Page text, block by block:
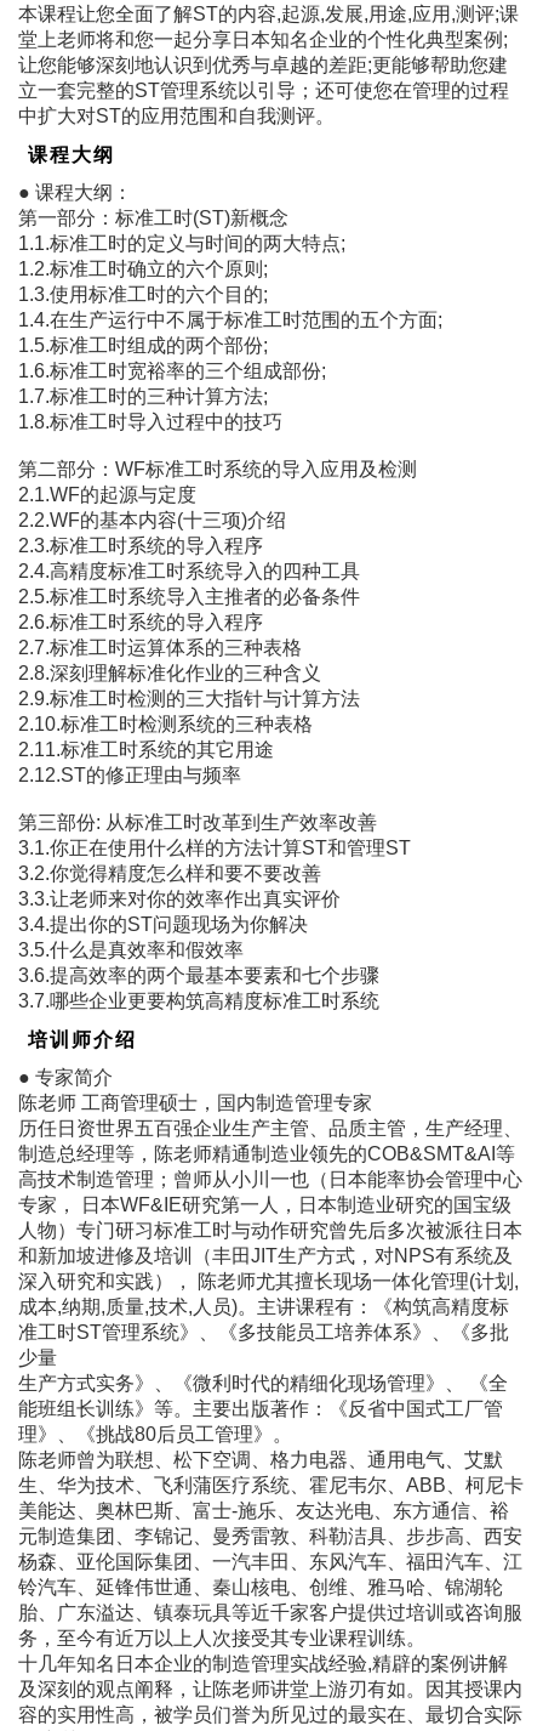
本课程让您全面了解ST的内容,起源,发展,用途,应用,测评;课
堂上老师将和您一起分享日本知名企业的个性化典型案例;
让您能够深刻地认识到优秀与卓越的差距;更能够帮助您建
立一套完整的ST管理系统以引导；还可使您在管理的过程
中扩大对ST的应用范围和自我测评。
课程大纲
● 课程大纲：
第一部分：标准工时(ST)新概念
1.1.标准工时的定义与时间的两大特点;
1.2.标准工时确立的六个原则;
1.3.使用标准工时的六个目的;
1.4.在生产运行中不属于标准工时范围的五个方面;
1.5.标准工时组成的两个部份;
1.6.标准工时宽裕率的三个组成部份;
1.7.标准工时的三种计算方法;
1.8.标准工时导入过程中的技巧
第二部分：WF标准工时系统的导入应用及检测
2.1.WF的起源与定度
2.2.WF的基本内容(十三项)介绍
2.3.标准工时系统的导入程序
2.4.高精度标准工时系统导入的四种工具
2.5.标准工时系统导入主推者的必备条件
2.6.标准工时系统的导入程序
2.7.标准工时运算体系的三种表格
2.8.深刻理解标准化作业的三种含义
2.9.标准工时检测的三大指针与计算方法
2.10.标准工时检测系统的三种表格
2.11.标准工时系统的其它用途
2.12.ST的修正理由与频率
第三部份: 从标准工时改革到生产效率改善
3.1.你正在使用什么样的方法计算ST和管理ST
3.2.你觉得精度怎么样和要不要改善
3.3.让老师来对你的效率作出真实评价
3.4.提出你的ST问题现场为你解决
3.5.什么是真效率和假效率
3.6.提高效率的两个最基本要素和七个步骤
3.7.哪些企业更要构筑高精度标准工时系统
培训师介绍
● 专家简介
陈老师 工商管理硕士，国内制造管理专家
历任日资世界五百强企业生产主管、品质主管，生产经理、
制造总经理等，陈老师精通制造业领先的COB&SMT&AI等
高技术制造管理；曾师从小川一也（日本能率协会管理中心
专家， 日本WF&IE研究第一人，日本制造业研究的国宝级
人物）专门研习标准工时与动作研究曾先后多次被派往日本
和新加坡进修及培训（丰田JIT生产方式，对NPS有系统及
深入研究和实践）， 陈老师尤其擅长现场一体化管理(计划,
成本,纳期,质量,技术,人员)。主讲课程有：《构筑高精度标
准工时ST管理系统》、《多技能员工培养体系》、《多批
少量
生产方式实务》、《微利时代的精细化现场管理》、 《全
能班组长训练》等。主要出版著作：《反省中国式工厂管
理》、《挑战80后员工管理》。
陈老师曾为联想、松下空调、格力电器、通用电气、艾默
生、华为技术、飞利蒲医疗系统、霍尼韦尔、ABB、柯尼卡
美能达、奥林巴斯、富士-施乐、友达光电、东方通信、裕
元制造集团、李锦记、曼秀雷敦、科勒洁具、步步高、西安
杨森、亚伦国际集团、一汽丰田、东风汽车、福田汽车、江
铃汽车、延锋伟世通、秦山核电、创维、雅马哈、锦湖轮
胎、广东溢达、镇泰玩具等近千家客户提供过培训或咨询服
务，至今有近万以上人次接受其专业课程训练。
十几年知名日本企业的制造管理实战经验,精辟的案例讲解
及深刻的观点阐释，让陈老师讲堂上游刃有如。因其授课内
容的实用性高，被学员们誉为所见过的最实在、最切合实际